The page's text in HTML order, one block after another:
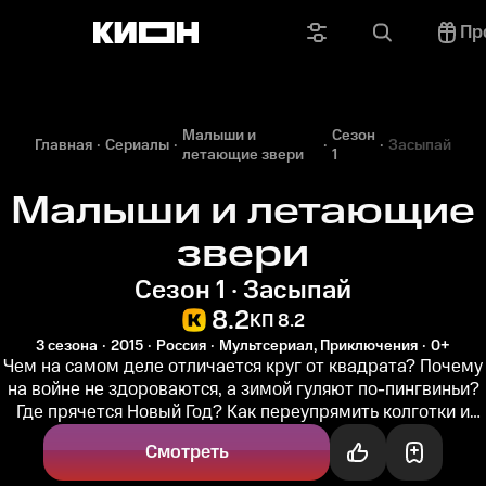
Главная Сериалы
Малыши и
летающие звери
Сезон
1
Засыпай
Малыши и летающие
звери
Сезон 1 · Засыпай
8.2КП 8.2
3 сезона 2015 Россия Мультсериал, Приключения 0+
Чем на самом деле отличается круг от квадрата? Почему
на войне не здороваются, а зимой гуляют по-пингвиньи?
Где прячется Новый Год? Как переупрямить колготки и
Смотреть